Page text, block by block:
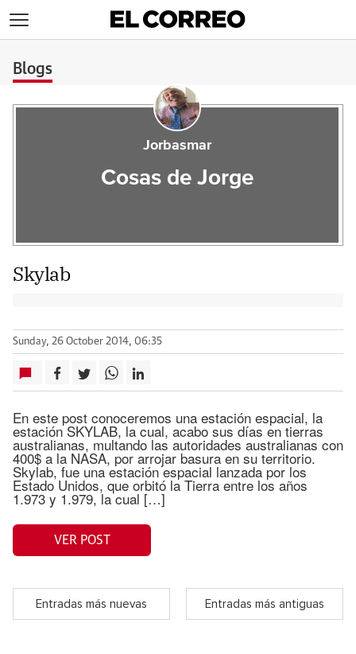
Blogs
Jorbasmar
Cosas de Jorge
Skylab
Sunday, 26 October 2014, 06:35
En este post conoceremos una estación espacial, la
estación SKYLAB, la cual, acabo sus días en tierras
australianas, multando las autoridades australianas con
400$ a la NASA, por arrojar basura en su territorio.
Skylab, fue una estación espacial lanzada por los
Estado Unidos, que orbitó la Tierra entre los años
1.973 y 1.979, la cual […]
VER POST
Entradas más nuevas Entradas más antiguas